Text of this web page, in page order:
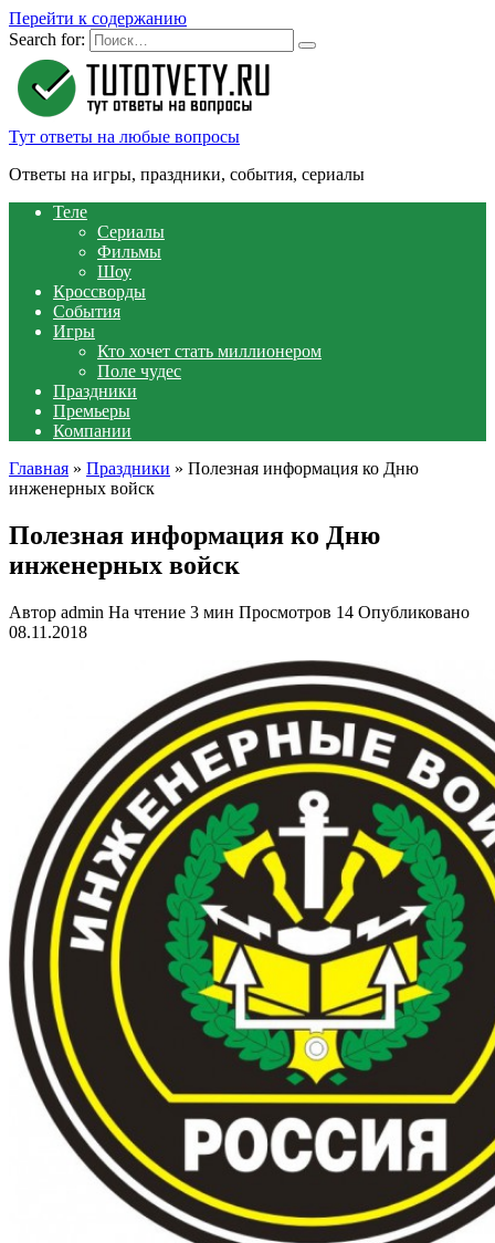
Перейти к содержанию
Search for:
Тут ответы на любые вопросы
Ответы на игры, праздники, события, сериалы
Теле
Сериалы
Фильмы
Шоу
Кроссворды
События
Игры
Кто хочет стать миллионером
Поле чудес
Праздники
Премьеры
Компании
Главная » Праздники » Полезная информация ко Дню
инженерных войск
Полезная информация ко Дню
инженерных войск
Автор admin На чтение 3 мин Просмотров 14 Опубликовано
08.11.2018